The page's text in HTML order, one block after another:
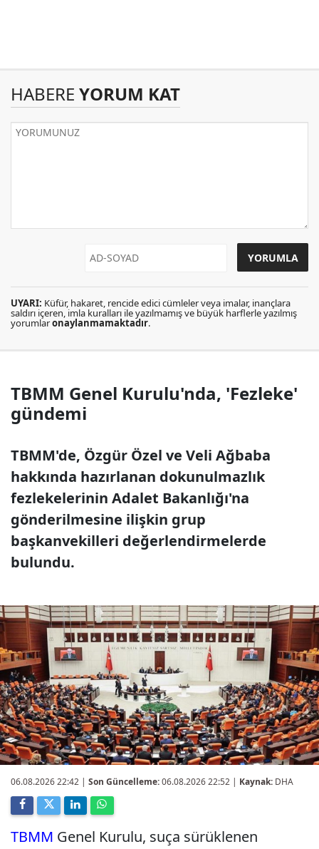
HABERE YORUM KAT
UYARI: Küfür, hakaret, rencide edici cümleler veya imalar, inançlara
saldırı içeren, imla kuralları ile yazılmamış ve büyük harflerle yazılmış
yorumlaronaylanmamaktadır.
TBMM Genel Kurulu'nda, 'Fezleke'
gündemi
TBMM'de, Özgür Özel ve Veli Ağbaba
hakkında hazırlanan dokunulmazlık
fezlekelerinin Adalet Bakanlığı'na
gönderilmesine ilişkin grup
başkanvekilleri değerlendirmelerde
bulundu.
06.08.2026 22:42 | Son Güncelleme:06.08.2026 22:52 | Kaynak: DHA
TBMM Genel Kurulu, suça sürüklenen